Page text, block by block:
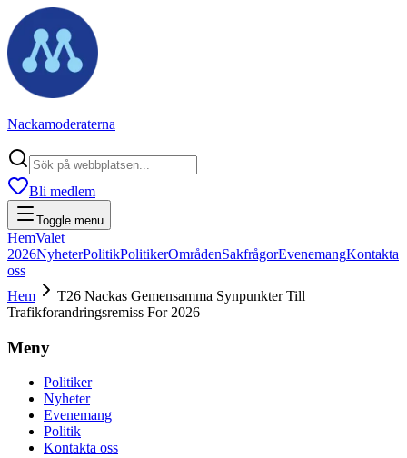
Nackamoderaterna
Bli medlem
Toggle menu
HemValet
2026NyheterPolitikPolitikerOmrådenSakfrågorEvenemangKontakta
oss
Hem
T26 Nackas Gemensamma Synpunkter Till
Trafikforandringsremiss For 2026
Meny
Politiker
Nyheter
Evenemang
Politik
Kontakta oss